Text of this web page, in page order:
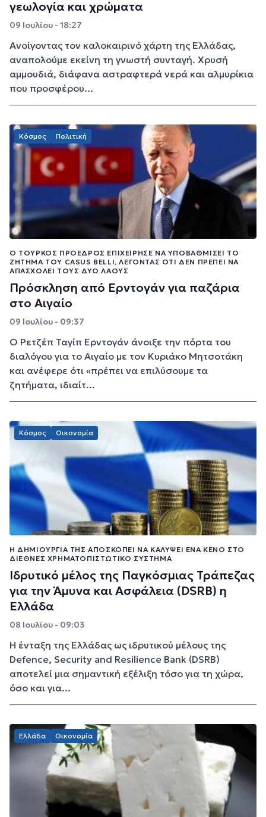
γεωλογία και χρώματα
09 Ιουλίου - 18:27
Ανοίγοντας τον καλοκαιρινό χάρτη της Ελλάδας,
αναπολούμε εκείνη τη γνωστή συνταγή. Χρυσή
αμμουδιά, διάφανα αστραφτερά νερά και αλμυρίκια
που προσφέρου...
Κόσμος Πολιτική
Ο ΤΟΎΡΚΟΣ ΠΡΌΕΔΡΟΣ ΕΠΙΧΕΊΡΗΣΕ ΝΑ ΥΠΟΒΑΘΜΊΣΕΙ ΤΟ
ΖΉΤΗΜΑ ΤΟΥ CASUS BELLI, ΛΈΓΟΝΤΑΣ ΌΤΙ ΔΕΝ ΠΡΈΠΕΙ ΝΑ
ΑΠΑΣΧΟΛΕΊ ΤΟΥΣ ΔΎΟ ΛΑΟΎΣ
Πρόσκληση από Ερντογάν για παζάρια
στο Αιγαίο
09 Ιουλίου - 09:37
Ο Ρετζέπ Ταγίπ Ερντογάν άνοιξε την πόρτα του
διαλόγου για το Αιγαίο με τον Κυριάκο Μητσοτάκη
και ανέφερε ότι «πρέπει να επιλύσουμε τα
ζητήματα, ιδιαίτ...
Κόσμος Οικονομία
Η ΔΗΜΙΟΥΡΓΊΑ ΤΗΣ ΑΠΟΣΚΟΠΕΊ ΝΑ ΚΑΛΎΨΕΙ ΈΝΑ ΚΕΝΌ ΣΤΟ
ΔΙΕΘΝΈΣ ΧΡΗΜΑΤΟΠΙΣΤΩΤΙΚΌ ΣΎΣΤΗΜΑ
Ιδρυτικό μέλος της Παγκόσμιας Τράπεζας
για την Άμυνα και Ασφάλεια (DSRB) η
Ελλάδα
08 Ιουλίου - 09:03
Η ένταξη της Ελλάδας ως ιδρυτικού μέλους της
Defence, Security and Resilience Bank (DSRB)
αποτελεί μια σημαντική εξέλιξη τόσο για τη χώρα,
όσο και για...
Ελλάδα Οικονομία